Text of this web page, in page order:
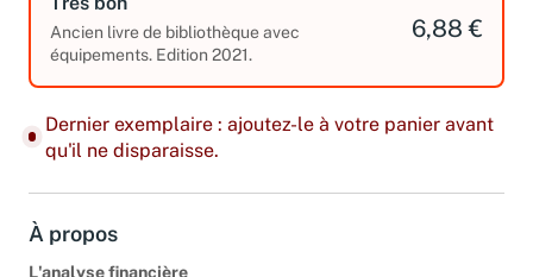
Très bon
Ancien livre de bibliothèque avec
6,88 €
Dernier exemplaire : ajoutez-le à votre panier avant
qu'il ne disparaisse.
À propos